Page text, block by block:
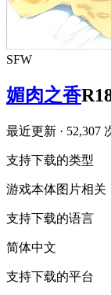
SFW
媚肉之香
最近更新 · 52,307
支持下载的类型
游戏本体图片相关
支持下载的语言
简体中文
支持下载的平台